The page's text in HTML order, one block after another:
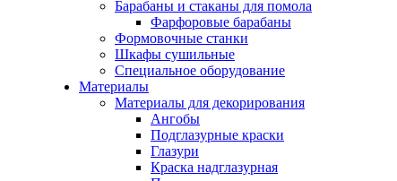
Барабаны и стаканы для помола
Фарфоровые барабаны
Формовочные станки
Шкафы сушильные
Специальное оборудование
Материалы
Материалы для декорирования
Ангобы
Подглазурные краски
Глазури
Краска надглазурная